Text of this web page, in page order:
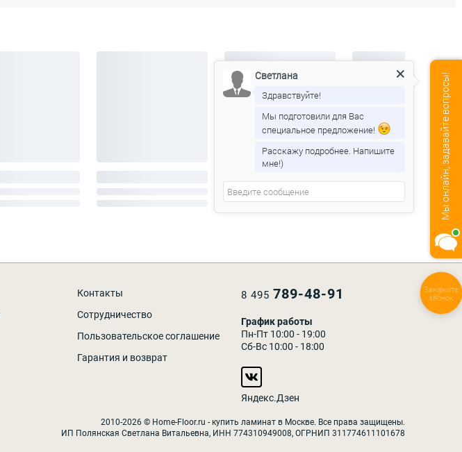
Контакты
Сотрудничество
Пользовательское соглашение
Гарантия и возврат
8 495 789-48-91
График работы
Пн-Пт 10:00 - 19:00
Сб-Вс 10:00 - 18:00
Яндекс.Дзен
2010-2026 © Home-Floor.ru - купить ламинат в Москве. Все права защищены.
ИП Полянская Светлана Витальевна, ИНН 774310949008, ОГРНИП 311774611101678
Закажите
звонок
Мы онлайн, задавайте вопросы!
Светлана
Здравствуйте!
Мы подготовили для Вас
специальное предложение!
Расскажу подробнее. Напишите
мне!)